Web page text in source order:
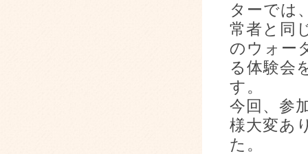
ターでは
常者と同
のウォー
る体験会
す。
今回、参
様大変あ
た。